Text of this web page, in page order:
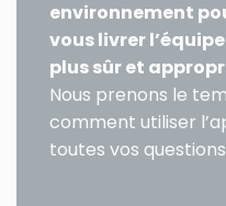
environnement
vous livrer
plus sûr et
Nous prenons le
comment utiliser
toutes vos